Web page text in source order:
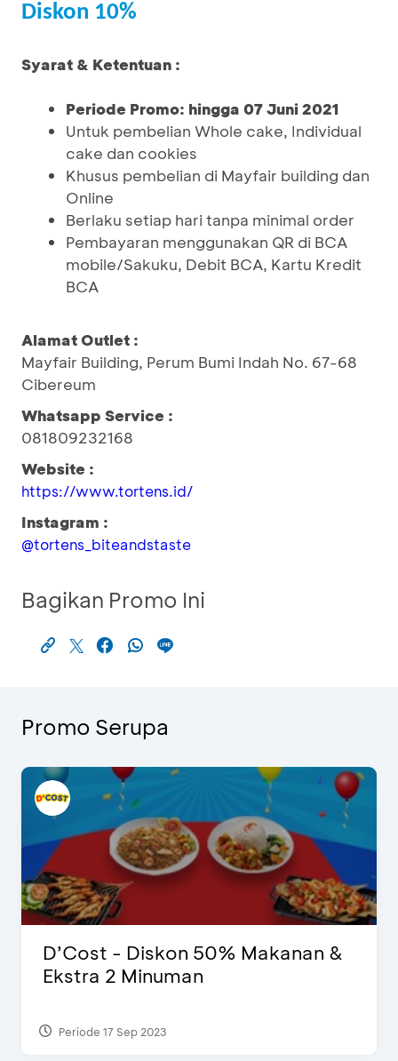
Diskon 10%
Syarat & Ketentuan :
Periode Promo: hingga 07 Juni 2021
Untuk pembelian Whole cake, Individual
cake dan cookies
Khusus pembelian di Mayfair building dan
Online
Berlaku setiap hari tanpa minimal order
Pembayaran menggunakan QR di BCA
mobile/Sakuku, Debit BCA, Kartu Kredit
BCA
Alamat Outlet :
Mayfair Building, Perum Bumi Indah No. 67-68
Cibereum
Whatsapp Service :
081809232168
Website :
https://www.tortens.id/
Instagram :
@tortens_biteandstaste
Bagikan Promo Ini
Promo Serupa
D’Cost - Diskon 50% Makanan &
Ekstra 2 Minuman
Periode 17 Sep 2023